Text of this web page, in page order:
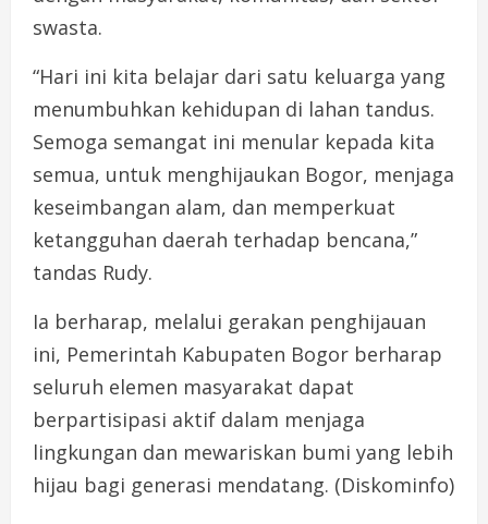
swasta.
“Hari ini kita belajar dari satu keluarga yang
menumbuhkan kehidupan di lahan tandus.
Semoga semangat ini menular kepada kita
semua, untuk menghijaukan Bogor, menjaga
keseimbangan alam, dan memperkuat
ketangguhan daerah terhadap bencana,”
tandas Rudy.
Ia berharap, melalui gerakan penghijauan
ini, Pemerintah Kabupaten Bogor berharap
seluruh elemen masyarakat dapat
berpartisipasi aktif dalam menjaga
lingkungan dan mewariskan bumi yang lebih
hijau bagi generasi mendatang. (Diskominfo)